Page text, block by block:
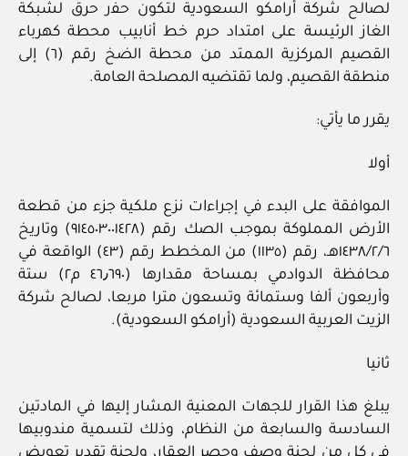
ﻟﺼﺎﻟﺢ ﺷﺮﻛﺔ أراﻣﻜﻮ اﻟﺴﻌﻮدﻳﺔ ﻟﺘﻜﻮن ﺣﻔر ﺣﺮق ﻟﺸﺒﻜﺔ
اﻟﻐﺎز اﻟﺮﺋﻴﺴﺔ ﻋﻠﻰ اﻣﺘﺪاد ﺣﺮم ﺧﻂ أﻧﺎﺑﻴﺐ ﻣﺤﻄﺔ ﻛﻬﺮﺑﺎء
اﻟﻘﺼﻴﻢ المركزية الممتد ﻣﻦ ﻣﺤﻄﺔ اﻟﻀﺦ رﻗﻢ (٦) إﻟﻰ
ﻣﻨﻄﻘﺔ اﻟﻘﺼﻴﻢ، ولما ﺗﻘﺘﻀﻴﻪ المصلحة اﻟﻌﺎﻣﺔ.
ﻳﻘﺮر ﻣﺎ ﻳﺄﺗﻲ:
أولا
الموافقة ﻋﻠﻰ اﻟﺒﺪء في إﺟﺮاءات ﻧﺰع ﻣﻠﻜﻴﺔ ﺟﺰء ﻣﻦ ﻗﻄﻌﺔ
اﻷرض المملوكة بموجب اﻟﺼﻚ رﻗﻢ (٩١٤٥٠٣٠٠١٤٢٨) وﺗﺎرﻳﺦ
١٤٣٨/٢/٦هـ، رﻗﻢ (١١٣٥) ﻣﻦ المخطط رﻗﻢ (٤٣) اﻟﻮاﻗﻌﺔ في
ﻣﺤﺎﻓﻈﺔ اﻟﺪوادﻣﻲ بمساحة ﻣﻘﺪارﻫﺎ (٤٦٫٦٩٠ م٢) ﺳﺘﺔ
وأرﺑﻌﻮن أﻟﻔﺎ وستمائة وﺗﺴﻌﻮن ﻣﺘﺮا ﻣﺮﺑﻌﺎ، ﻟﺼﺎﻟﺢ ﺷﺮﻛﺔ
اﻟﺰﻳﺖ اﻟﻌﺮﺑﻴﺔ اﻟﺴﻌﻮدﻳﺔ (أراﻣﻜﻮ اﻟﺴﻌﻮدﻳﺔ).
ثانيا
ﻳﺒﻠﻎ ﻫﺬا اﻟﻘﺮار ﻟﻠﺠﻬﺎت المعنية المشار إﻟﻴﻬا في المادتين
اﻟﺴﺎدﺳﺔ واﻟﺴﺎﺑﻌﺔ ﻣﻦ اﻟﻨﻈﺎم، وذﻟﻚ ﻟﺘﺴﻤﻴﺔ ﻣﻨﺪوﺑﻴﻬﺎ